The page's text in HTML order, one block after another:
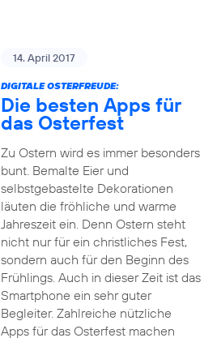
14. April 2017
DIGITALE OSTERFREUDE:
Die besten Apps für
das Osterfest
Zu Ostern wird es immer besonders
bunt. Bemalte Eier und
selbstgebastelte Dekorationen
läuten die fröhliche und warme
Jahreszeit ein. Denn Ostern steht
nicht nur für ein christliches Fest,
sondern auch für den Beginn des
Frühlings. Auch in dieser Zeit ist das
Smartphone ein sehr guter
Begleiter. Zahlreiche nützliche
Apps für das Osterfest machen